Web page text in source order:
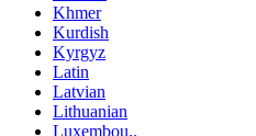
Khmer
Kurdish
Kyrgyz
Latin
Latvian
Lithuanian
Luxembou..